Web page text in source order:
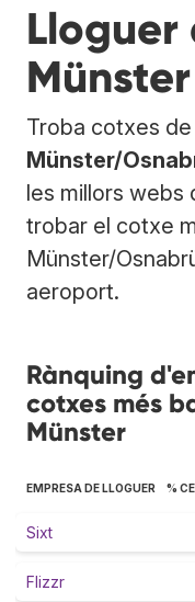
Lloguer
Münster
Troba cotxes
Münster/
les millors webs
trobar el cotxe
Münster/
aeroport.
Rànquing
cotxes més
Münster
EMPRESA DE LLOGUER %
Sixt
Flizzr